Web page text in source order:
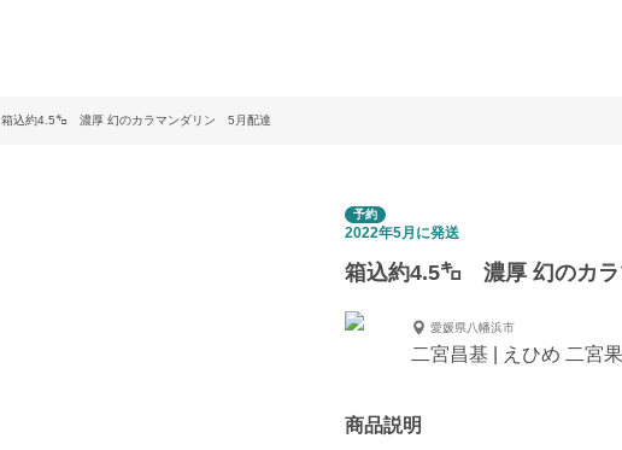
箱込約4.5㌔ 濃厚 幻のカラマンダリン 5月配達
予約
2022年5月に発送
箱込約4.5㌔ 濃厚 幻のカ
愛媛県八幡浜市
二宮昌基 | えひめ 二宮
商品説明